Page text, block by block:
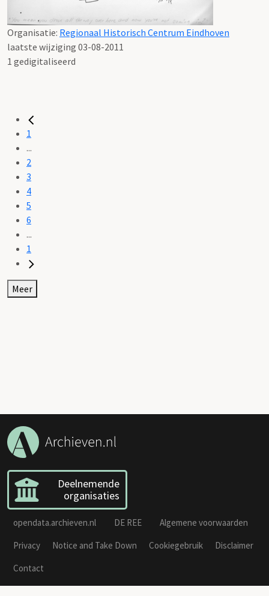
Organisatie: Regionaal Historisch Centrum Eindhoven
laatste wijziging 03-08-2011
1 gedigitaliseerd
1
...
2
3
4
5
6
...
1
Meer
Deelnemende
organisaties
opendata.archieven.nl DE REE
Algemene voorwaarden
Privacy
Notice and Take Down Cookiegebruik
Disclaimer
Contact